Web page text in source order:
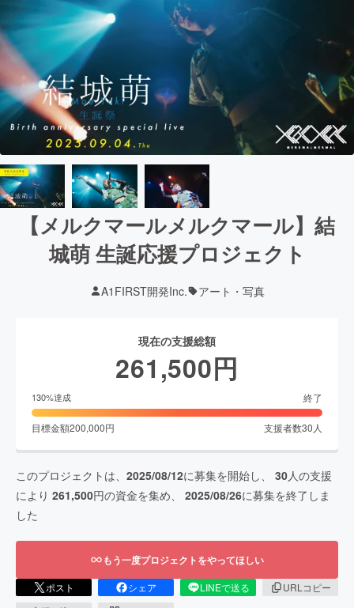
【メルクマールメルクマール】結
城萌 生誕応援プロジェクト
A1FIRST開発Inc. アート・写真
現在の支援総額
261,500円
130%達成 終了
目標金額200,000円 支援者数30 人
このプロジェクトは、 2025/08/12に募集を開始し、 30人の支援
により 261,500円の資金を集め、 2025/08/26に募集を終了しま
した
もう一度プロジェクトをやってほしい
ポスト シェア LINEで送る
URLコピー